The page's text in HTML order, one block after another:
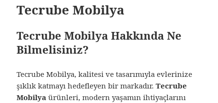
Tecrube Mobilya
Tecrube Mobilya Hakkında Ne
Bilmelisiniz?
Tecrube Mobilya, kalitesi ve tasarımıyla evlerinize
şıklık katmayı hedefleyen bir markadır.Tecrube
Mobilya ürünleri, modern yaşamın ihtiyaçlarını